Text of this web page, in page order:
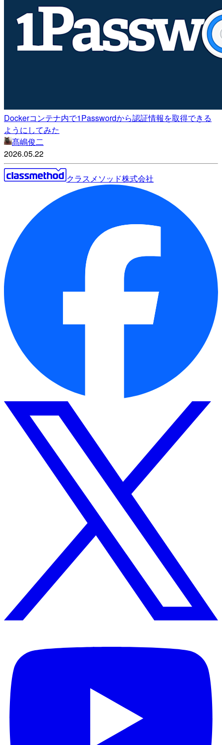
Dockerコンテナ内で1Passwordから認証情報を取得できる
ようにしてみた
髙嶋俊二
2026.05.22
クラスメソッド株式会社